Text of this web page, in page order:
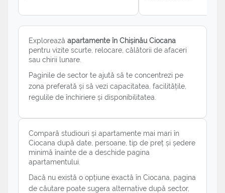
Explorează apartamente în Chișinău Ciocana
pentru vizite scurte, relocare, călătorii de afaceri
sau chirii lunare.
Paginile de sector te ajută să te concentrezi pe
zona preferată și să vezi capacitatea, facilitățile,
regulile de închiriere și disponibilitatea.
Compară studiouri și apartamente mai mari în
Ciocana după date, persoane, tip de preț și ședere
minimă înainte de a deschide pagina
apartamentului.
Dacă nu există o opțiune exactă în Ciocana, pagina
de căutare poate sugera alternative după sector,